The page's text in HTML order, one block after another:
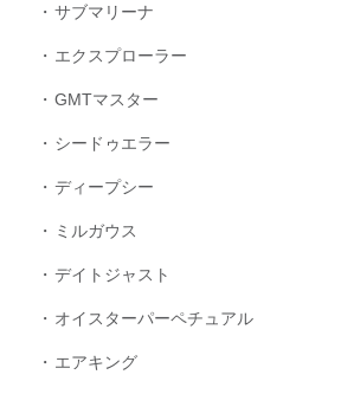
サブマリーナ
エクスプローラー
GMTマスター
シードゥエラー
ディープシー
ミルガウス
デイトジャスト
オイスターパーペチュアル
エアキング